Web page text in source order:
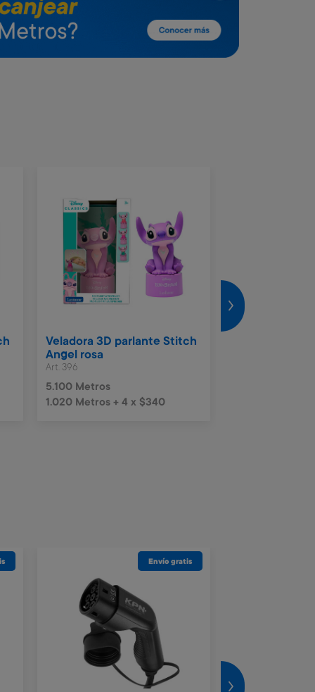
Veladora 3D parlante Stitch
Angel rosa
Art. 396
5.100 Metros
1.020 Metros + 4 x $340
Envío gratis